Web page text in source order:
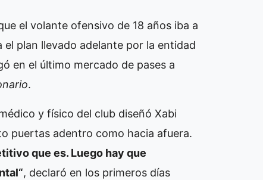
el volante ofensivo de 18 años iba a
plan llevado adelante por la entidad
en el último mercado de pases a
.
y físico del club diseñó Xabi
puertas adentro como hacia afuera.
que es. Luego hay que
, declaró en los primeros días